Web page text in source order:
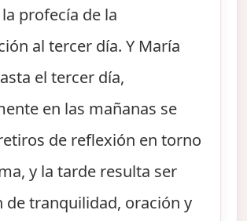
profecía de la
al tercer día. Y María
el tercer día,
en las mañanas se
de reflexión en torno
y la tarde resulta ser
de tranquilidad, oración y